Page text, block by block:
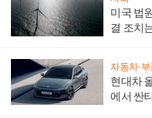
미국 법
결 조치
자동차·부
현대차
에서 싼